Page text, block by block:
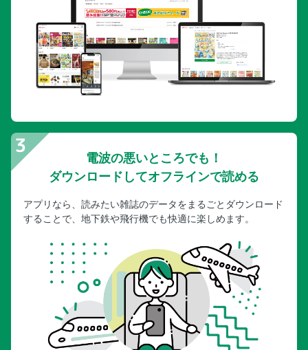
電波の悪いところでも！
ダウンロードしてオフラインで読める
アプリなら、読みたい雑誌のデータをまるごとダウンロード
することで、地下鉄や飛行機でも快適に楽しめます。